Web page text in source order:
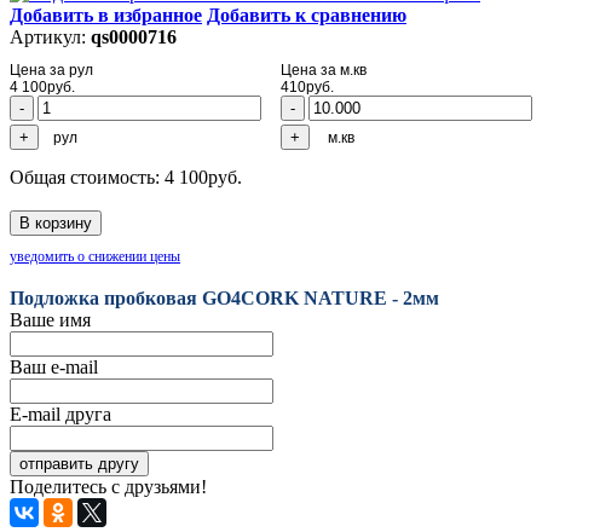
Добавить в избранное Добавить к сравнению
Артикул: qs0000716
Цена за рул
4 100руб.
рул
Цена за м.кв
410руб.
м.кв
Общая стоимость: 4 100руб.
уведомить о снижении цены
Подложка пробковая GO4CORK NATURE - 2мм
Ваше имя
Ваш e-mail
E-mail друга
Поделитесь с друзьями!